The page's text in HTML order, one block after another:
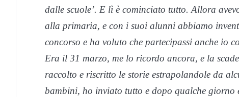
dalle scuole’. E lì è cominciato tutto. Allora
alla primaria, e con i suoi alunni abbiamo
concorso e ha voluto che partecipassi anche io
Era il 31 marzo, me lo ricordo ancora, e la
raccolto e riscritto le storie estrapolandole da
bambini, ho inviato tutto e dopo qualche giorno